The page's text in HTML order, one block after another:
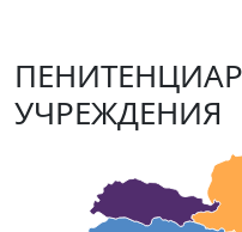
УЧРЕЖДЕНИЯ